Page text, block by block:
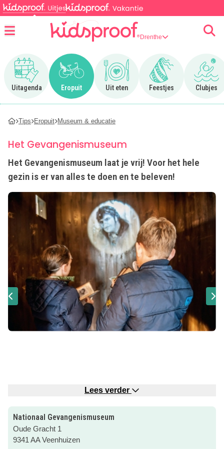
Drenthe
Uitagenda
Ga naar Uitagenda
Eropuit
Ga naar Eropuit
Uit eten
Ga naar Uit eten
Feestjes
Ga naar Feestjes
Clubjes
Ga
Tips Eropuit Museum & educatie
Het Gevangenismuseum
Het Gevangenismuseum laat je vrij! Voor het hele
gezin is er van alles te doen en te beleven!
Voor het hele gezin is er van alles te doen en te beleven in
het Gevangenismuseum.
Lees verder
Nationaal Gevangenismuseum
Oude Gracht 1
9341 AA Veenhuizen